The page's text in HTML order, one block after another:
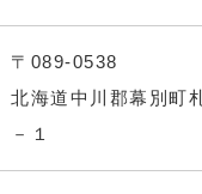
〒089-0538
北海道中川郡幕別町
－１